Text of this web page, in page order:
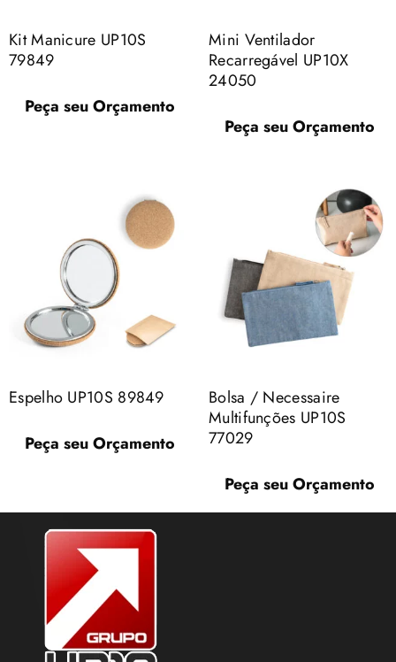
Kit Manicure UP10S
79849
Peça seu Orçamento
Mini Ventilador
Recarregável UP10X
24050
Peça seu Orçamento
Espelho UP10S 89849
Peça seu Orçamento
Bolsa / Necessaire
Multifunções UP10S
77029
Peça seu Orçamento